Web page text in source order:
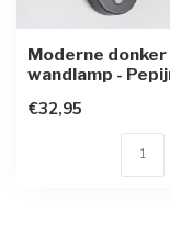
Moderne
wandlamp -
€32,95